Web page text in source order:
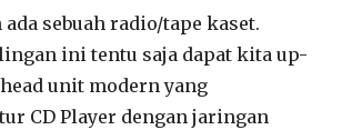
sebuah radio/tape kaset.
ini tentu saja dapat kita up-
unit modern yang
CD Player dengan jaringan